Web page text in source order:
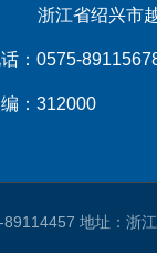
浙江省绍兴市
：0575-
：312000
地址：浙